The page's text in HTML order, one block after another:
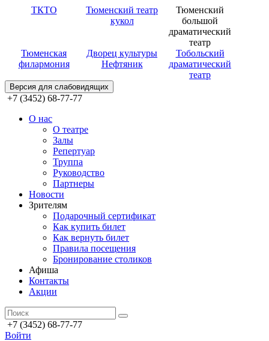
ТКТО
Тюменский театр
кукол
Тюменский
большой
драматический
театр
Тюменская
филармония
Дворец культуры
Нефтяник
Тобольский
драматический
театр
Версия для слабовидящих
+7 (3452) 68-77-77
О нас
О театре
Залы
Репертуар
Труппа
Руководство
Партнеры
Новости
Зрителям
Подарочный сертификат
Как купить билет
Как вернуть билет
Правила посещения
Бронирование столиков
Афиша
Контакты
Акции
+7 (3452) 68-77-77
Войти